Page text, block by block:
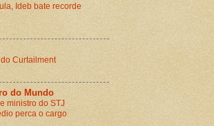
Ideb bate recorde
Curtailment
do Mundo
ministro do STJ
perca o cargo